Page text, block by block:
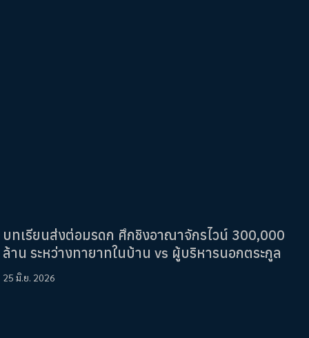
บทเรียนส่งต่อมรดก ศึกชิงอาณาจักรไวน์ 300,000
ล้าน ระหว่างทายาทในบ้าน vs ผู้บริหารนอกตระกูล
25 มิ.ย. 2026